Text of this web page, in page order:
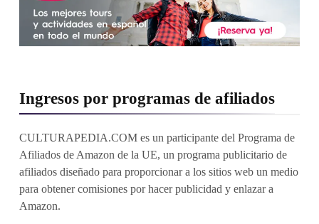
Ingresos por programas de afiliados
CULTURAPEDIA.COM es un participante del Programa de
Afiliados de Amazon de la UE, un programa publicitario de
afiliados diseñado para proporcionar a los sitios web un medio
para obtener comisiones por hacer publicidad y enlazar a
Amazon.